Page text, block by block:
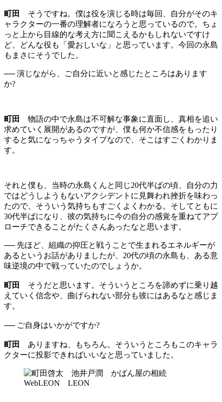
町田
そうですね。僕は役を演じる時は毎回、自分がそのキ
ャラクターの一番の理解者になろうと思っているので。ちょ
っと上から目線的な考え方に聞こえるかもしれないですけ
ど、どんな役も「愛おしいな」と思っています。今回の永島
もまさにそうでした。
── 演じながら、ご自分に近いと感じたところはあります
か?
町田
物語の中で永島は不可解な事象に直面し、真相を追い
求めていく展開があるのですが、僕も何か不信感をもったり
すると気になっちゃうタイプなので、そこはすごくわかりま
す。
それと僕も、当時の永島くんと同じ20代半ばの頃、自分の力
ではどうしようもないアクシデントに見舞われ挫折を味わっ
たので、そういう気持ちもすごくよくわかる。そしてともに
30代半ばになり、彼の気持ちに今の自分の感覚を重ねてアプ
ローチできることがたくさんあったなと思います。
── 先ほど、組織の抑圧と戦うことで生まれるエネルギーが
あるというお話がありましたが、20代の頃の永島も、ある意
味逆境の中で戦っていたのでしょうか。
町田
そうだと思います。そういうところを諦めずに乗り越
えていく信念や、曲げられない部分も彼にはあるなと感じま
す。
── ご自身はいかがですか?
町田
ありますね、もちろん。そういうところもこのキャラ
クターに投影できればいいなと思っていました。